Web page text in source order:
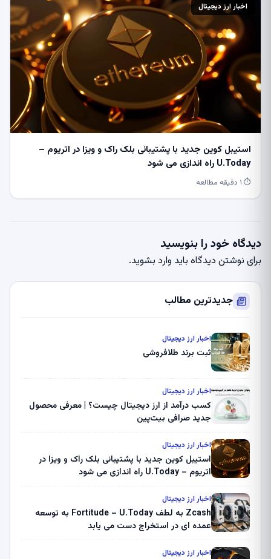
اخبار ارز دیجیتال
استیبل کوین جدید با پشتیبانی بلک راک و ویزا در اتریوم –
U.Today راه اندازی می شود
⏱ ۱ دقیقه مطالعه
دیدگاه خود را بنویسید
برای نوشتن دیدگاه باید وارد بشوید.
جدیدترین مطالب
اخبار ارز دیجیتال
ثبت برند طلافروشی
اخبار ارز دیجیتال
کسب درآمد از ارز دیجیتال چیست؟ | معرفی محصول
جدید صرافی بیت‌پین
اخبار ارز دیجیتال
استیبل کوین جدید با پشتیبانی بلک راک و ویزا در
اتریوم – U.Today راه اندازی می شود
اخبار ارز دیجیتال
Zcash به لطف Fortitude – U.Today به توسعه
عمده ای در استخراج دست می یابد
اخبار ارز دیجیتال